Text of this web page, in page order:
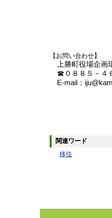
【お問い合わせ】
上勝町役場企画
☎０８８５－４
E-mail：
関連ワード
移住